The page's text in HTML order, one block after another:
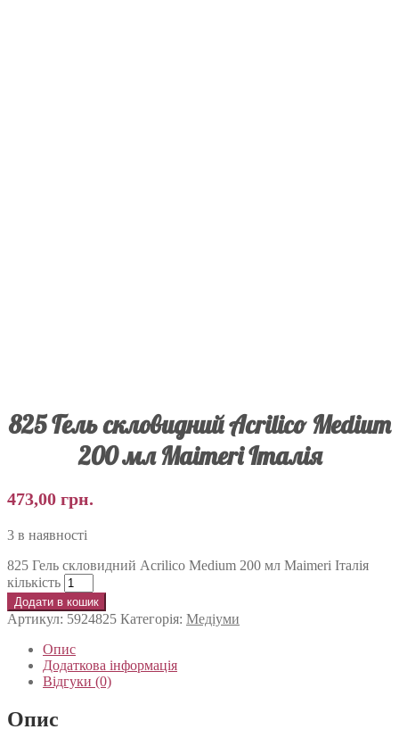
825 Гель скловидний Acrilico Medium
200 мл Maimeri Італія
473,00 грн.
3 в наявності
825 Гель скловидний Acrilico Medium 200 мл Maimeri Італія
кількість
Додати в кошик
Артикул: 5924825 Категорія: Медіуми
Опис
Додаткова інформація
Відгуки (0)
Опис